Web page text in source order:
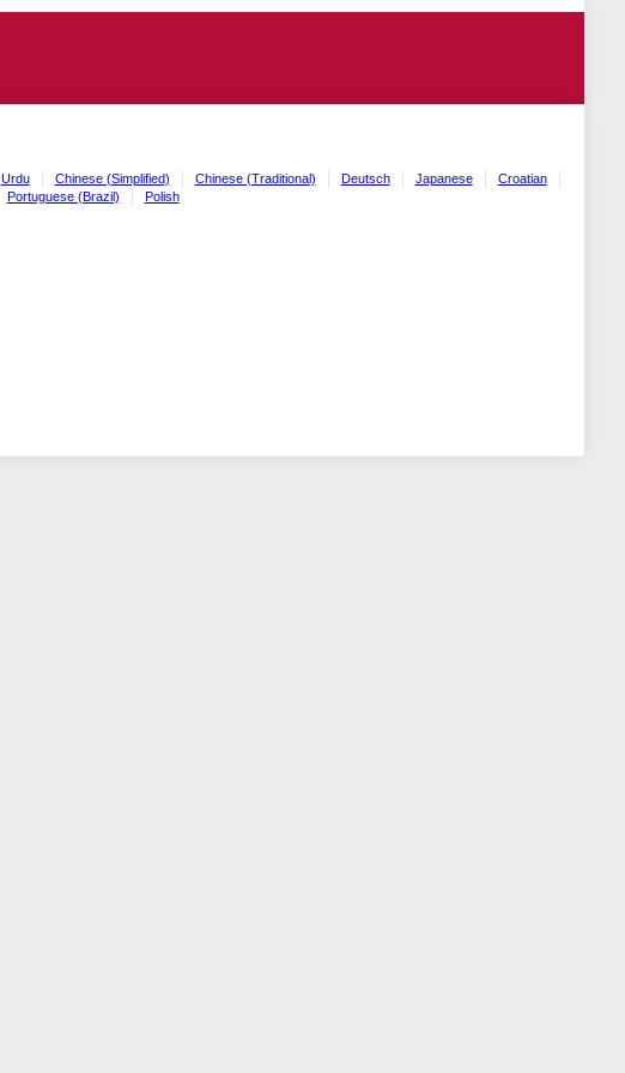
Urdu Chinese (Simplified) Chinese (Traditional) Deutsch Japanese
Croatian
Portuguese (Brazil) Polish